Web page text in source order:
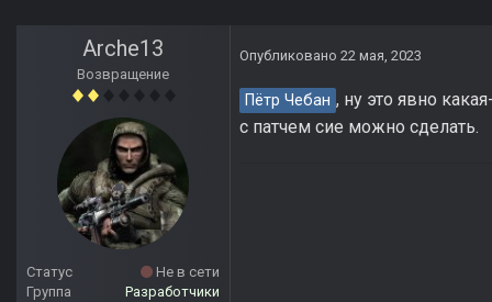
Arche13
Возвращение
Статус
Не в сети
Группа
Разработчики
Опубликовано 22 мая, 2023
Пётр Чебан , ну это явно
с патчем сие можно сделать.